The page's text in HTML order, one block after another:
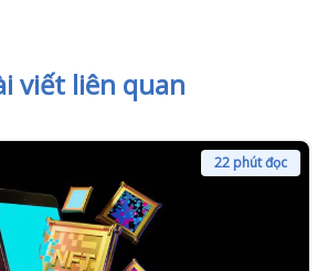
viết liên quan
22 phút đọc